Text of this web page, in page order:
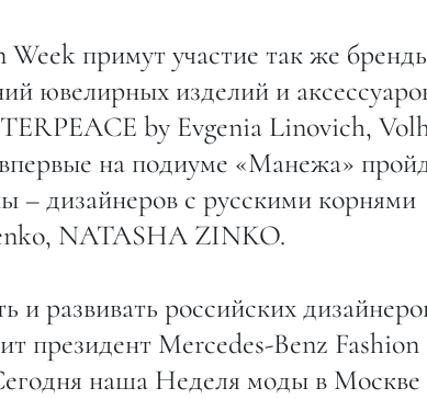
примут участие так же
ювелирных изделий и
by Evgenia Linovich,
на подиуме «Манежа»
– дизайнеров с русскими корнями
NATASHA ZINKO.
развивать российских
президент Mercedes-Benz Fashion
наша Неделя моды в Москве